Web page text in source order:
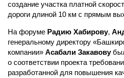
создание участка платной
дороги длиной 10 км с прямым
На форуме Радию Хабирову,
генеральному директору
компании» Асабали Закавову
о соответствии проекта
разработанной для повышения